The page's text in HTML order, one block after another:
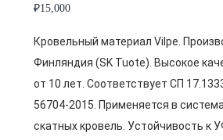
₽15,000
Кровельный материал Vilpe.
Финляндия (SK Tuote). Высокое
от 10 лет. Соответствует СП
56704-2015. Применяется в
скатных кровель. Устойчивость к